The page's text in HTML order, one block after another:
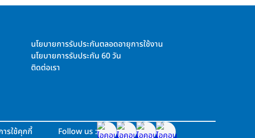
นโยบายการรับประกันตลอดอายุการใช้งาน
นโยบายการรับประกัน 60 วัน
ติดต่อเรา
ารใช้คุกกี้ Follow us :